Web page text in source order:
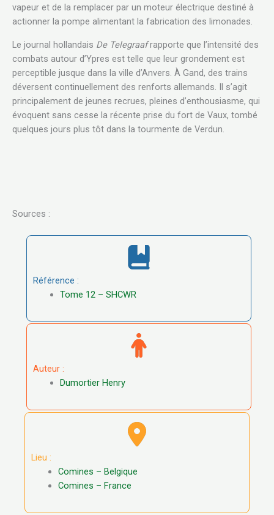
vapeur et de la remplacer par un moteur électrique destiné à
actionner la pompe alimentant la fabrication des limonades.
Le journal hollandais De Telegraafrapporte que l’intensité des
combats autour d’Ypres est telle que leur grondement est
perceptible jusque dans la ville d’Anvers. À Gand, des trains
déversent continuellement des renforts allemands. Il s’agit
principalement de jeunes recrues, pleines d’enthousiasme, qui
évoquent sans cesse la récente prise du fort de Vaux, tombé
quelques jours plus tôt dans la tourmente de Verdun.
Sources :
Référence :
Tome 12 – SHCWR
Auteur :
Dumortier Henry
Lieu :
Comines – Belgique
Comines – France